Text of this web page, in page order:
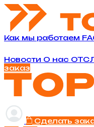
Как мы работаем
Новости O нас
заказ
Сделать